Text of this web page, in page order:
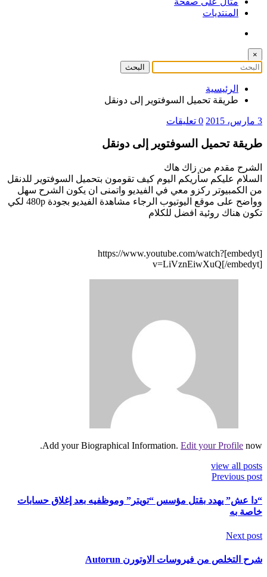
المنتديات
×
الرئيسية
طريقة تحميل السوفتوير إلى دونقل
3 مارس، 2015 0 تعليقات
طريقة تحميل السوفتوير إلى دونقل
الشرح مقدم من زاك هاك
السلام عليكم سأريكم اليوم كيف تقومون بتحميل السوفتوير للدنقل
من الكمبيوتر ركزو معي في الفيديو واتمنى ان يكون الشرح سهل
وواضح على موقع اليوتيوب الرجاء مشاهدة الفيديو بجودة 480p لكي
تكون هناك روئية افضل للكلام
[embedyt]https://www.youtube.com/watch?
v=LiVznEiwXuQ[/embedyt]
Add your Biographical Information. Edit your Profile now.
view all posts
Previous post
“دا عش” يهدد بقتل مؤسس “تويتر” وموظفيه بعد إغلاق حسابات
خاصة به
Next post
شرح التخلص من فيروسات الاوتورن Autorun